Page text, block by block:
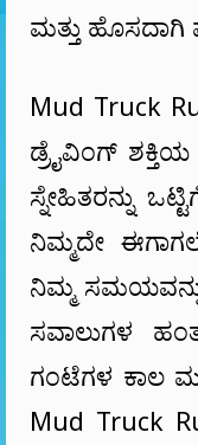
ಮತ್ತು ಹೊಸದಾಗಿ
Mud Truck
ಡ್ರೈವಿಂಗ್ ಶಕ್ತಿಯ
ಸ್ನೇಹಿತರನ್ನು
ನಿಮ್ಮದೇ
ನಿಮ್ಮ
ಸವಾಲುಗಳ
ಗಂಟೆಗಳ ಕಾಲ
Mud Truck